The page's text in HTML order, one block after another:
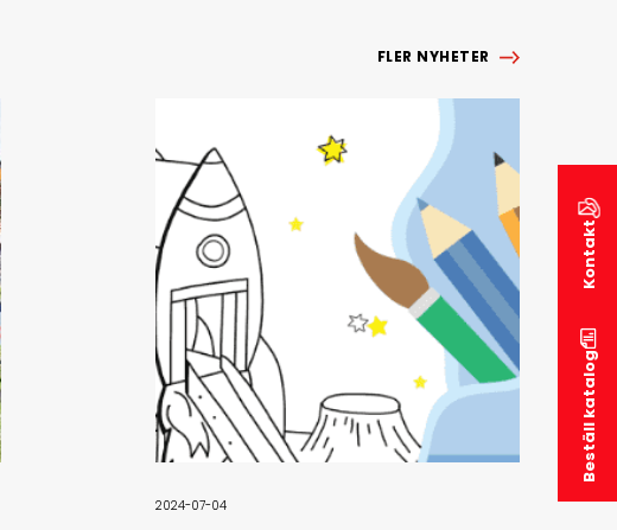
Beställ katalog
Kontakt
FLER NYHETER
2024-07-04